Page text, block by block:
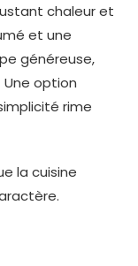
chaleur et
et une
généreuse,
option
rime
la cuisine